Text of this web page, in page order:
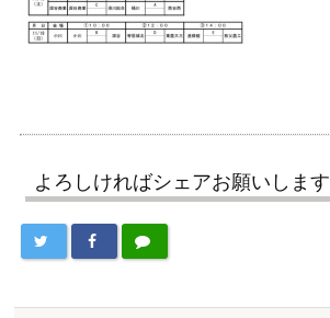
よろしければシェアお願いします